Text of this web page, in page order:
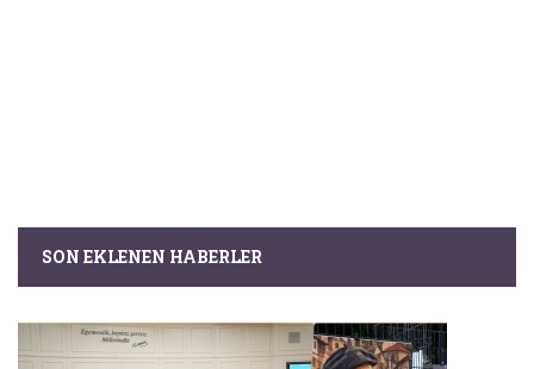
SON EKLENEN HABERLER